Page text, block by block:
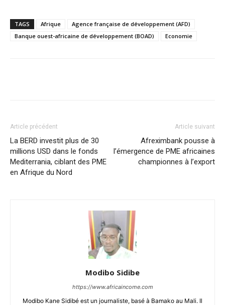
TAGS Afrique
Agence française de développement (AFD)
Banque ouest-africaine de développement (BOAD)
Economie
Article précédent
La BERD investit plus de 30
millions USD dans le fonds
Mediterrania, ciblant des PME
en Afrique du Nord
Article suivant
Afreximbank pousse à
l’émergence de PME africaines
championnes à l’export
Modibo Sidibe
https://www.africaincome.com
Modibo Kane Sidibé est un journaliste, basé à Bamako au Mali. Il